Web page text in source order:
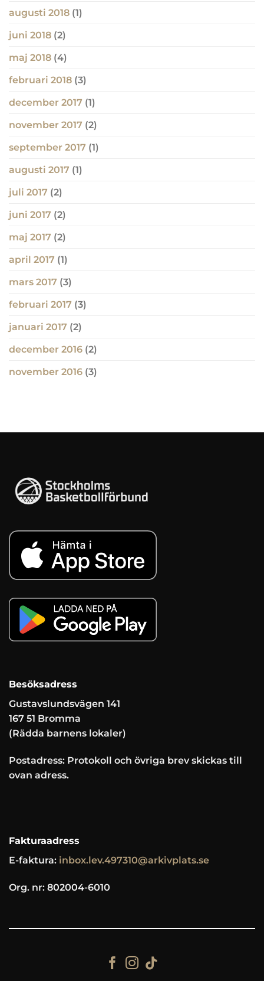
augusti 2018 (1)
juni 2018 (2)
maj 2018 (4)
februari 2018 (3)
december 2017 (1)
november 2017 (2)
september 2017 (1)
augusti 2017 (1)
juli 2017 (2)
juni 2017 (2)
maj 2017 (2)
april 2017 (1)
mars 2017 (3)
februari 2017 (3)
januari 2017 (2)
december 2016 (2)
november 2016 (3)
Besöksadress
Gustavslundsvägen 141
167 51 Bromma
(Rädda barnens lokaler)
Postadress: Protokoll och övriga brev skickas till
ovan adress.
Fakturaadress
E-faktura: inbox.lev.497310@arkivplats.se
Org. nr: 802004-6010